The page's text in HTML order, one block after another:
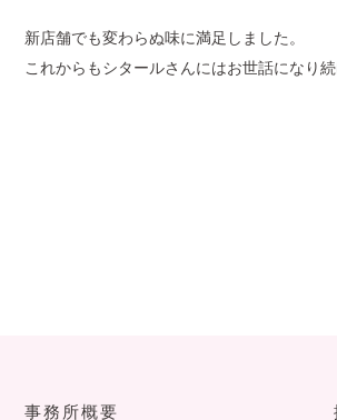
新店舗でも変わらぬ味に満足しました。
これからもシタールさんにはお世話になり続
事務所概要